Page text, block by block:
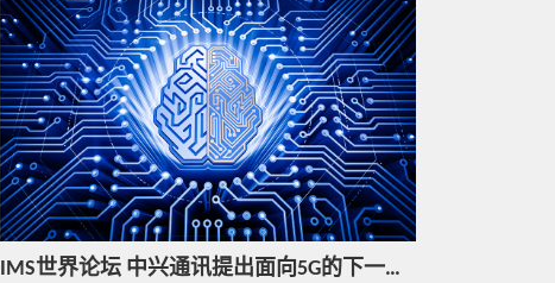
IMS世界论坛 中兴通讯提出面向5G的下一代IMS核心网创新架构